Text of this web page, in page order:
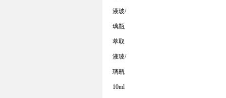
液玻
璃瓶
/
萃取
液玻
璃瓶
/
10ml